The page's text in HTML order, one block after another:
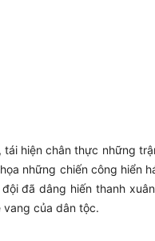
hiện chân thực những
những chiến công hiển
đã dâng hiến thanh
của dân tộc.